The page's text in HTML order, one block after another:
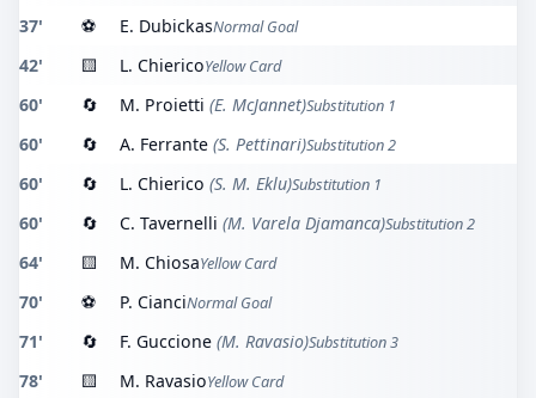
37' ⚽ E. DubickasNormal Goal
42' 🟨 L. ChiericoYellow Card
60' 🔄 M. Proietti (E. McJannet)Substitution 1
60' 🔄 A. Ferrante (S. Pettinari)Substitution 2
60' 🔄 L. Chierico (S. M. Eklu)Substitution 1
60' 🔄 C. Tavernelli (M. Varela Djamanca)Substitution 2
64' 🟨 M. ChiosaYellow Card
70' ⚽ P. CianciNormal Goal
71' 🔄 F. Guccione (M. Ravasio)Substitution 3
78' 🟨 M. RavasioYellow Card